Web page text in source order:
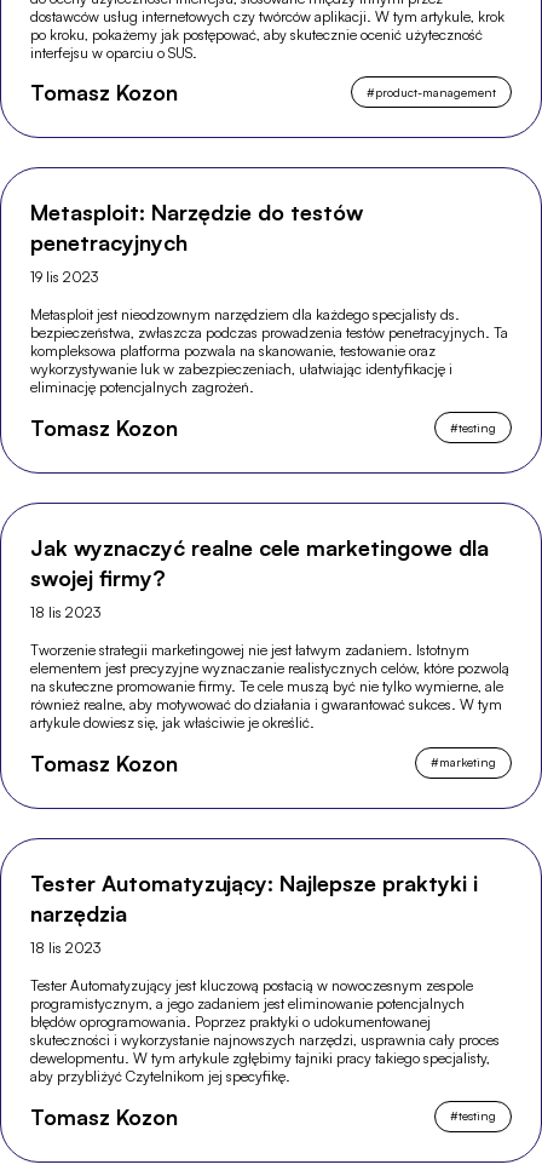
dostawców usług internetowych czy twórców aplikacji. W tym artykule, krok
po kroku, pokażemy jak postępować, aby skutecznie ocenić użyteczność
interfejsu w oparciu o SUS.
Tomasz Kozon #product-management
Metasploit: Narzędzie do testów
penetracyjnych
19 lis 2023
Metasploit jest nieodzownym narzędziem dla każdego specjalisty ds.
bezpieczeństwa, zwłaszcza podczas prowadzenia testów penetracyjnych. Ta
kompleksowa platforma pozwala na skanowanie, testowanie oraz
wykorzystywanie luk w zabezpieczeniach, ułatwiając identyfikację i
eliminację potencjalnych zagrożeń.
Tomasz Kozon #testing
Jak wyznaczyć realne cele marketingowe dla
swojej firmy?
18 lis 2023
Tworzenie strategii marketingowej nie jest łatwym zadaniem. Istotnym
elementem jest precyzyjne wyznaczanie realistycznych celów, które pozwolą
na skuteczne promowanie firmy. Te cele muszą być nie tylko wymierne, ale
również realne, aby motywować do działania i gwarantować sukces. W tym
artykule dowiesz się, jak właściwie je określić.
Tomasz Kozon #marketing
Tester Automatyzujący: Najlepsze praktyki i
narzędzia
18 lis 2023
Tester Automatyzujący jest kluczową postacią w nowoczesnym zespole
programistycznym, a jego zadaniem jest eliminowanie potencjalnych
błędów oprogramowania. Poprzez praktyki o udokumentowanej
skuteczności i wykorzystanie najnowszych narzędzi, usprawnia cały proces
dewelopmentu. W tym artykule zgłębimy tajniki pracy takiego specjalisty,
aby przybliżyć Czytelnikom jej specyfikę.
Tomasz Kozon #testing